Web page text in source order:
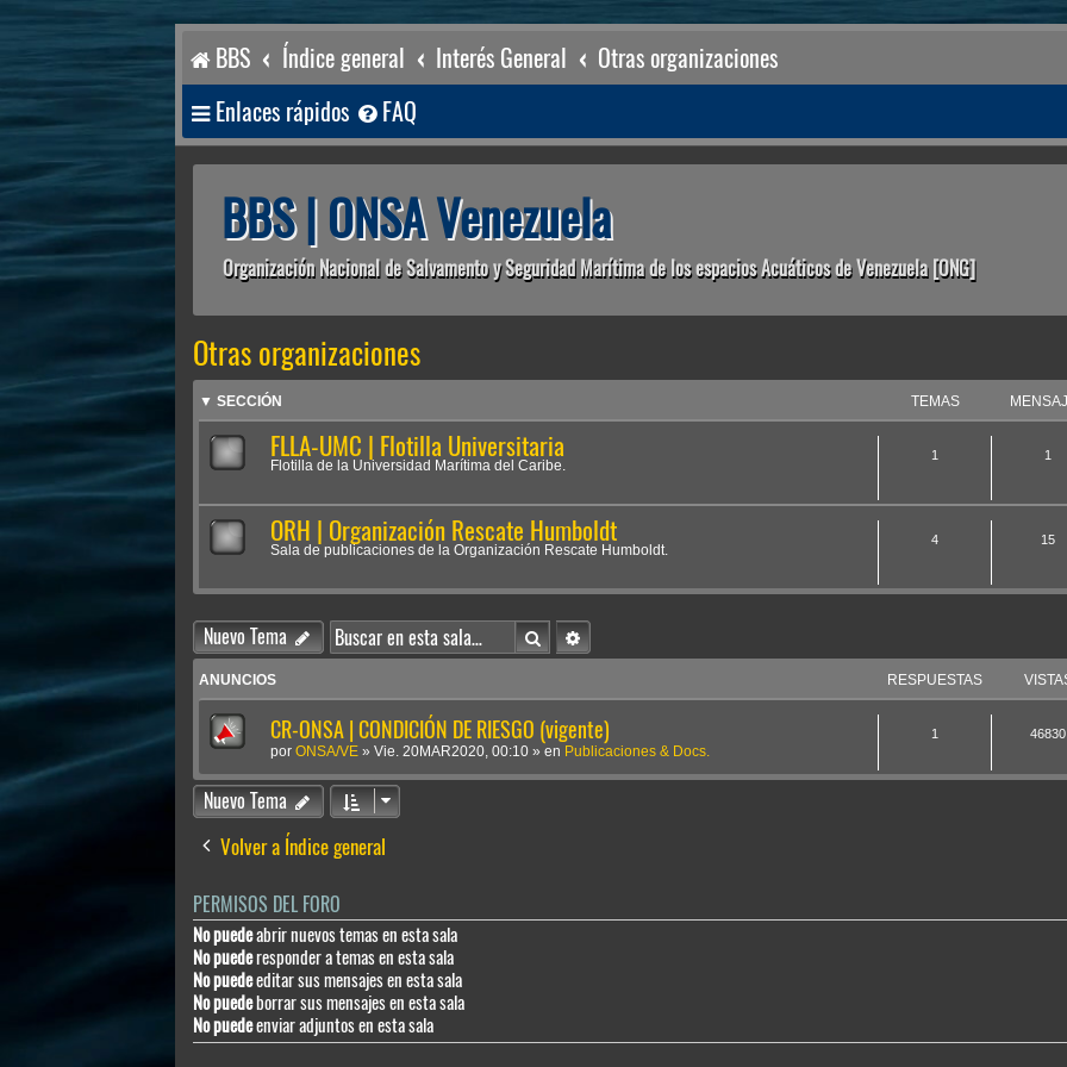
BBS Índice general Interés General Otras organizaciones
Enlaces rápidos FAQ
BBS | ONSA Venezuela
Organización Nacional de Salvamento y Seguridad Marítima de los espacios Acuáticos de Venezuela [ONG]
Otras organizaciones
▼ SECCIÓN TEMAS
FLLA-UMC | Flotilla Universitaria
Flotilla de la Universidad Marítima del Caribe.
1 1
ORH | Organización Rescate Humboldt
Sala de publicaciones de la Organización Rescate Humboldt.
4 15
Nuevo Tema BuscarBúsqueda avanzada
ANUNCIOS RESPUESTAS
CR-ONSA | CONDICIÓN DE RIESGO (vigente)
por ONSA/VE » Vie. 20MAR2020, 00:10 » en Publicaciones & Docs.
1 46830
Nuevo Tema
Volver a Índice general
PERMISOS DEL FORO
No puedeabrir nuevos temas en esta sala
No puederesponder a temas en esta sala
No puedeeditar sus mensajes en esta sala
No puedeborrar sus mensajes en esta sala
No puedeenviar adjuntos en esta sala